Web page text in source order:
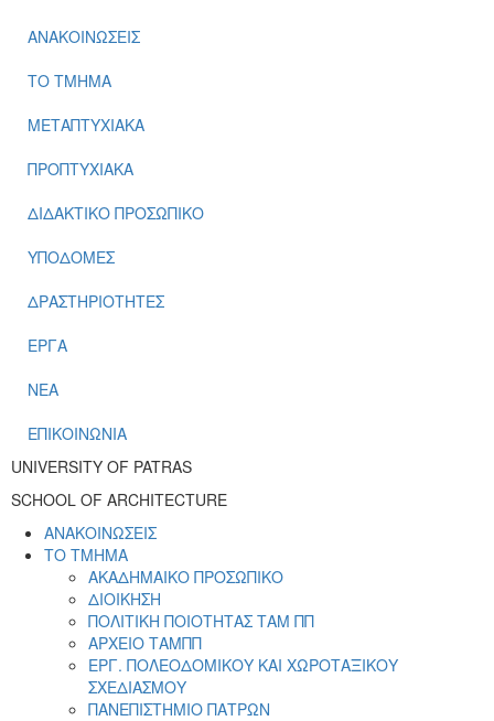
ΑΝΑΚΟΙΝΩΣΕΙΣ
ΤΟ ΤΜΗΜΑ
ΜΕΤΑΠΤΥΧΙΑΚΑ
ΠΡΟΠΤΥΧΙΑΚΑ
ΔΙΔΑΚΤΙΚΟ ΠΡΟΣΩΠΙΚΟ
ΥΠΟΔΟΜΕΣ
ΔΡΑΣΤΗΡΙΟΤΗΤΕΣ
ΕΡΓΑ
ΝΕΑ
ΕΠΙΚΟΙΝΩΝΙΑ
UNIVERSITY OF PATRAS
SCHOOL OF ARCHITECTURE
ΑΝΑΚΟΙΝΩΣΕΙΣ
ΤΟ ΤΜΗΜΑ
ΑΚΑΔΗΜΑΙΚΟ ΠΡΟΣΩΠΙΚΟ
ΔΙΟΙΚΗΣΗ
ΠΟΛΙΤΙΚΗ ΠΟΙΟΤΗΤΑΣ ΤΑΜ ΠΠ
ΑΡΧΕΙΟ ΤΑΜΠΠ
ΕΡΓ. ΠΟΛΕΟΔΟΜΙΚΟΥ ΚΑΙ ΧΩΡΟΤΑΞΙΚΟΥ
ΣΧΕΔΙΑΣΜΟΥ
ΠΑΝΕΠΙΣΤΗΜΙΟ ΠΑΤΡΩΝ